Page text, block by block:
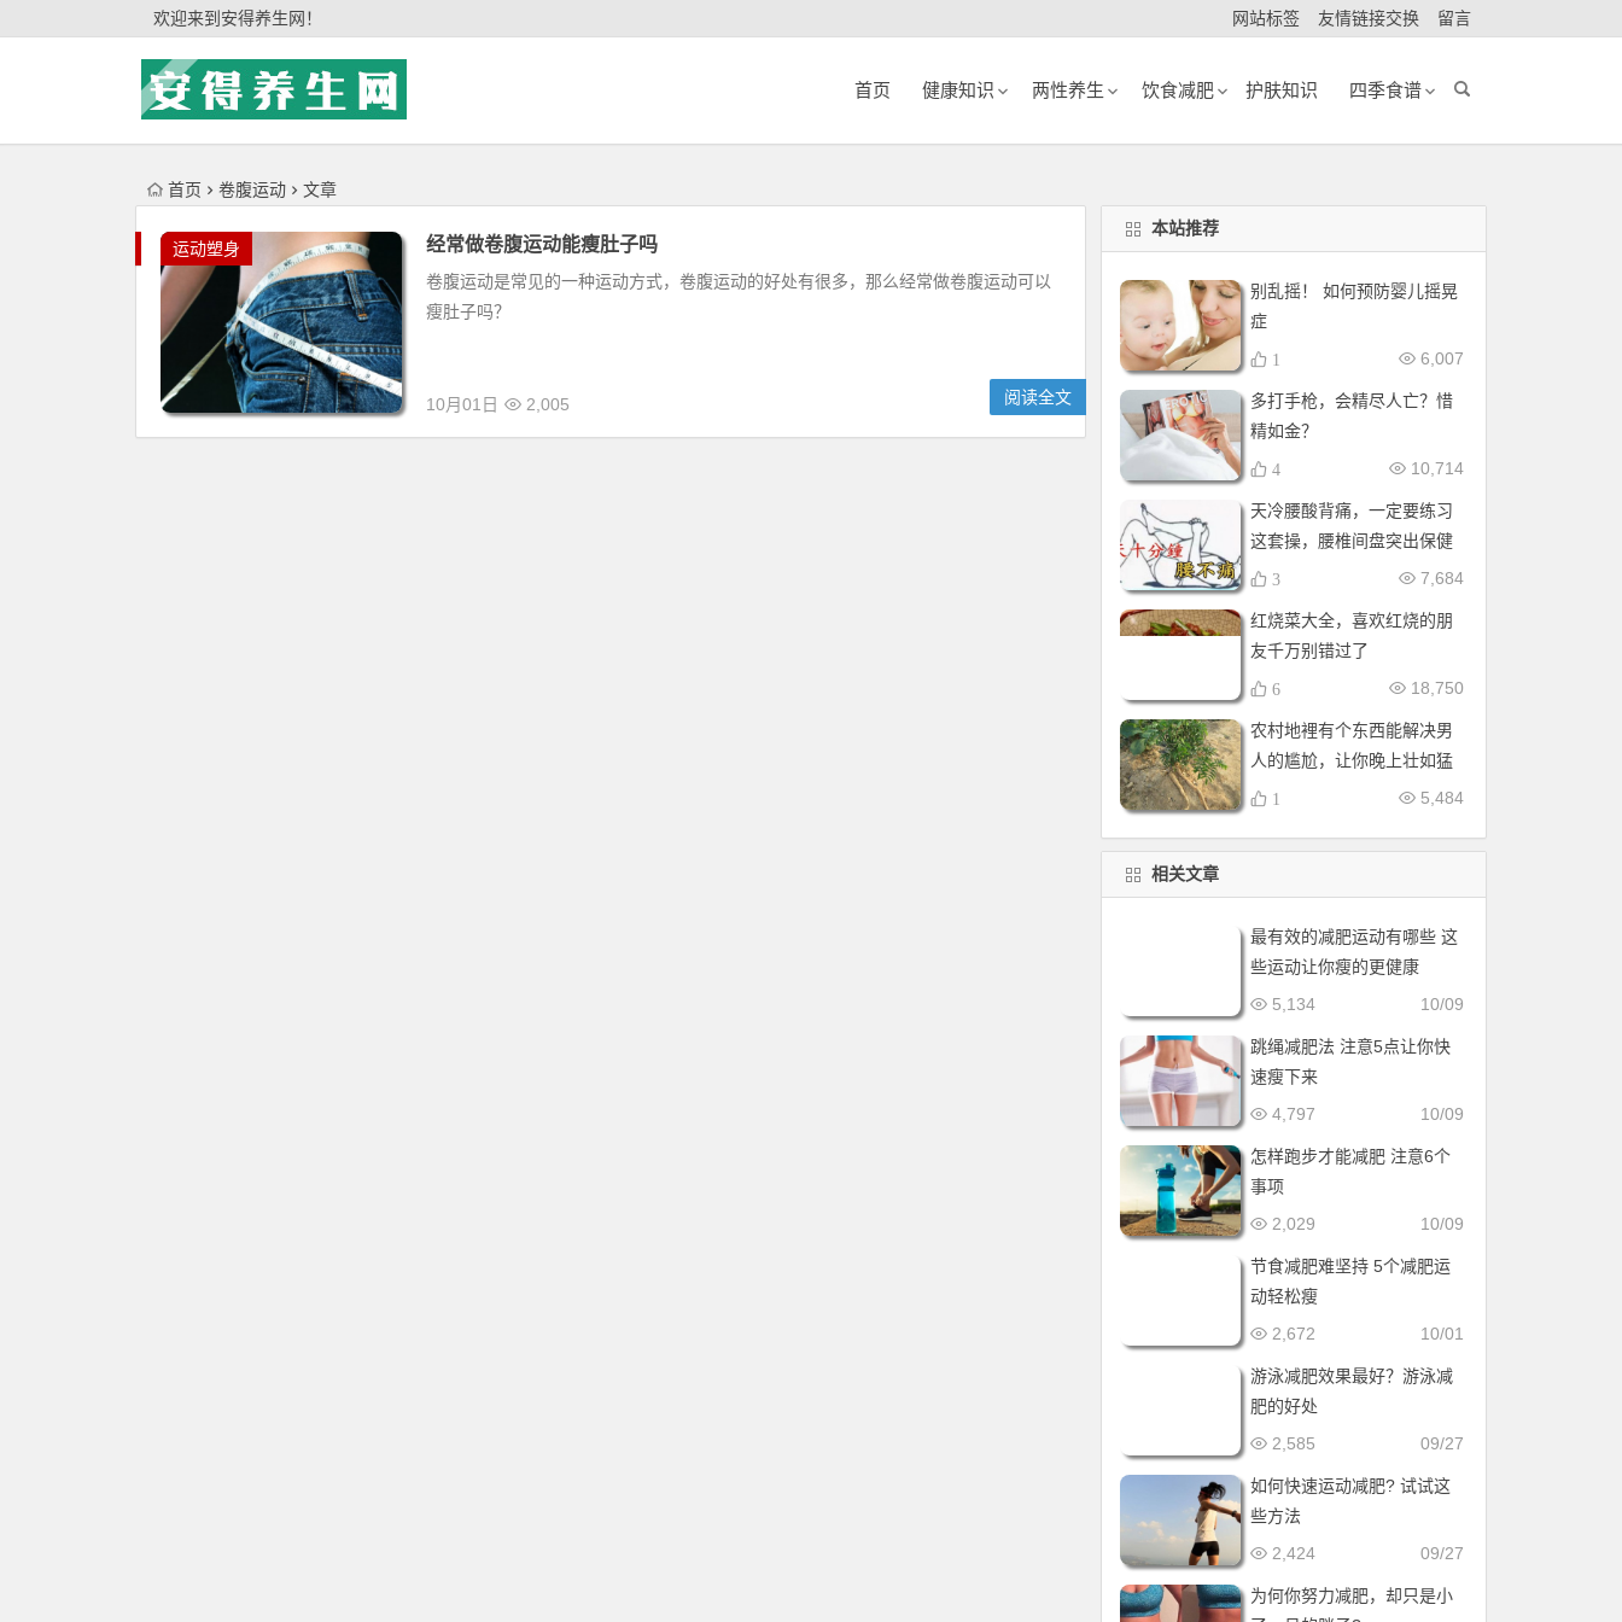
欢迎来到安得养生网！ 网站标签 友情链接交换 留言
首页 健康知识 两性养生 饮食减肥 护肤知识 四季食谱
首页 卷腹运动 文章
运动塑身 经常做卷腹运动能瘦肚子吗
卷腹运动是常见的一种运动方式，卷腹运动的好处有很多，那么经常做卷腹运动可以
瘦肚子吗？
10月01日 2,005 阅读全文
本站推荐
别乱摇！ 如何预防婴儿摇晃
症
6,007
1
多打手枪，会精尽人亡？惜
精如金？
10,714
4
天冷腰酸背痛，一定要练习
这套操，腰椎间盘突出保健
操，全套收好！每天十分钟
7,684
3
红烧菜大全，喜欢红烧的朋
友千万别错过了
18,750
6
农村地裡有个东西能解决男
人的尴尬，让你晚上壮如猛
牛床受不了
5,484
1
相关文章
最有效的减肥运动有哪些 这
些运动让你瘦的更健康
10/09
5,134
跳绳减肥法 注意5点让你快
速瘦下来
10/09
4,797
怎样跑步才能减肥 注意6个
事项
10/09
2,029
节食减肥难坚持 5个减肥运
动轻松瘦
10/01
2,672
游泳减肥效果最好？游泳减
肥的好处
09/27
2,585
如何快速运动减肥? 试试这
些方法
09/27
2,424
为何你努力减肥，却只是小